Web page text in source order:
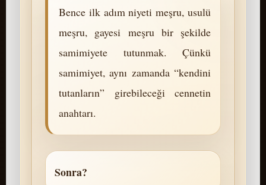
Bence ilk adım niyeti meşru, usulü
meşru, gayesi meşru bir şekilde
samimiyete tutunmak. Çünkü
samimiyet, aynı zamanda “kendini
tutanların” girebileceği cennetin
anahtarı.
Sonra?